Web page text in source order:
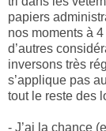
papiers
nos moments à
d’autres
inversons très
s’applique pas
tout le reste des
- J’ai la chance